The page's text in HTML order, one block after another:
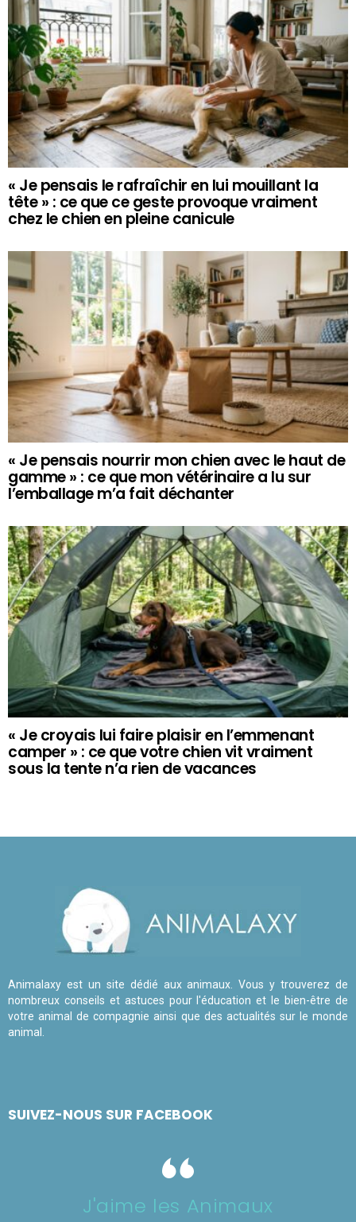
« Je pensais le rafraîchir en lui mouillant la
tête » : ce que ce geste provoque vraiment
chez le chien en pleine canicule
« Je pensais nourrir mon chien avec le haut de
gamme » : ce que mon vétérinaire a lu sur
l’emballage m’a fait déchanter
« Je croyais lui faire plaisir en l’emmenant
camper » : ce que votre chien vit vraiment
sous la tente n’a rien de vacances
Animalaxy est un site dédié aux animaux. Vous y trouverez de
nombreux conseils et astuces pour l'éducation et le bien-être de
votre animal de compagnie ainsi que des actualités sur le monde
animal.
SUIVEZ-NOUS SUR FACEBOOK
J'aime les Animaux